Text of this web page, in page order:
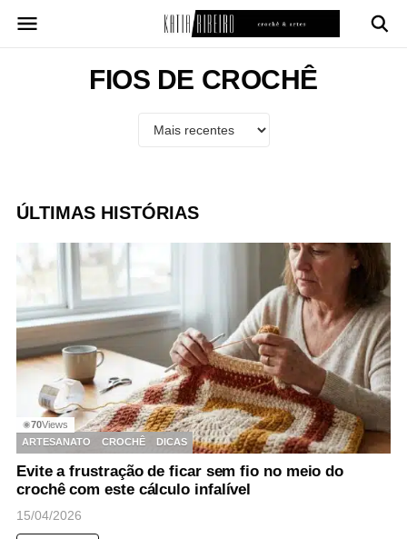
para
FIOS DE CROCHÊ
ÚLTIMAS HISTÓRIAS
◉70Views
ARTESANATO
CROCHÊ DICAS
Evite a frustração de ficar sem fio no meio do
crochê com este cálculo infalível
15/04/2026